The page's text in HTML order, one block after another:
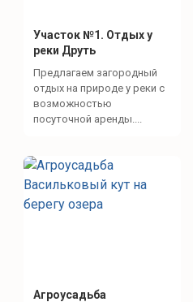
Участок №1. Отдых у
реки Друть
Предлагаем загородный
отдых на природе у реки с
возможностью
посуточной аренды....
Агроусадьба